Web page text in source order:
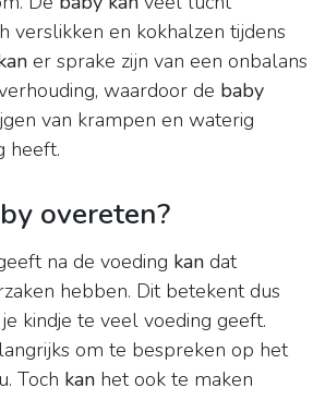
verslikken en kokhalzen tijdens
er sprake zijn van een onbalans
waardoor de baby
van krampen en waterig
heeft.
overeten?
na de voeding kan dat
hebben. Dit betekent dus
kindje te veel voeding geeft.
om te bespreken op het
Toch kan het ook te maken